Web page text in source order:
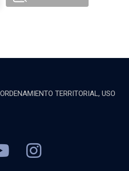
TERRITORIAL, USO